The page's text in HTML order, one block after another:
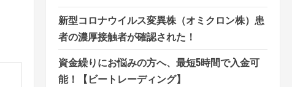
新型コロナウイルス変異株（オミクロン株）患
者の濃厚接触者が確認された！
資金繰りにお悩みの方へ、最短5時間で入金可
能！【ビートレーディング】